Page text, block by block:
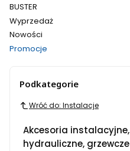
BUSTER
Wyprzedaż
Nowości
Promocje
Podkategorie
Wróć do: Instalacje
Akcesoria instalacyjne,
hydrauliczne, grzewcze